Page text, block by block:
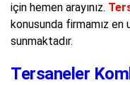
için hemen arayınız.
konusunda firmamız
sunmaktadır.
Tersaneler